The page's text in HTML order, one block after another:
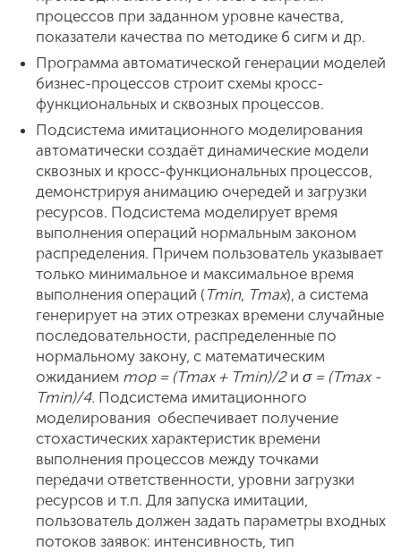
процессов при заданном уровне качества,
показатели качества по методике 6 сигм и др.
Программа автоматической генерации моделей
бизнес-процессов строит схемы кросс-
функциональных и сквозных процессов.
Подсистема имитационного моделирования
автоматически создаёт динамические модели
сквозных и кросс-функциональных процессов,
демонстрируя анимацию очередей и загрузки
ресурсов. Подсистема моделирует время
выполнения операций нормальным законом
распределения. Причем пользователь указывает
только минимальное и максимальное время
выполнения операций ( Тmin, Тmах), а система
генерирует на этих отрезках времени случайные
последовательности, распределенные по
нормальному закону, с математическим
ожиданием mop = (Тmах+ Тmin)/2и σ= (Тmax -
Тmin)/4. Подсистема имитационного
моделирования обеспечивает получение
стохастических характеристик времени
выполнения процессов между точками
передачи ответственности, уровни загрузки
ресурсов и т.п. Для запуска имитации,
пользователь должен задать параметры входных
потоков заявок: интенсивность, тип